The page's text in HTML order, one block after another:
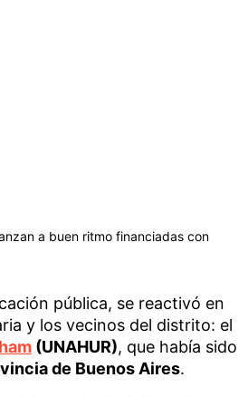
a buen ritmo financiadas con
pública, se reactivó en
y los vecinos del distrito: el
(UNAHUR), que había sido
de Buenos Aires.